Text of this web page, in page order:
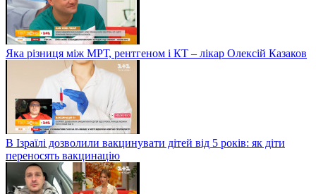
Яка різниця між МРТ, рентгеном і КТ – лікар Олексій Казаков
В Ізраїлі дозволили вакцинувати дітей від 5 років: як діти
переносять вакцинацію